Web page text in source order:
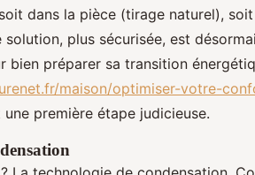
dans la pièce (tirage naturel), soit
plus sécurisée, est
bien préparer sa transition
maison/optimiser-votre-
une première étape judicieuse.